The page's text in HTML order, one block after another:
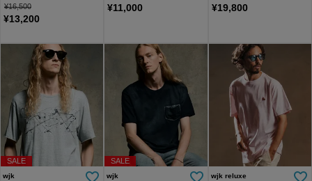
¥16,500
¥13,200
¥11,000 ¥19,800
SALE
wjk
SALE
wjk wjk reluxe